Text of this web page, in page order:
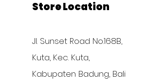
Store Location
Jl. Sunset Road No.168B,
Kuta, Kec. Kuta,
Kabupaten Badung, Bali